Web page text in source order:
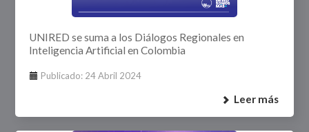
UNIRED se suma a los Diálogos Regionales en
Inteligencia Artificial en Colombia
Publicado: 24 Abril 2024
Leer más